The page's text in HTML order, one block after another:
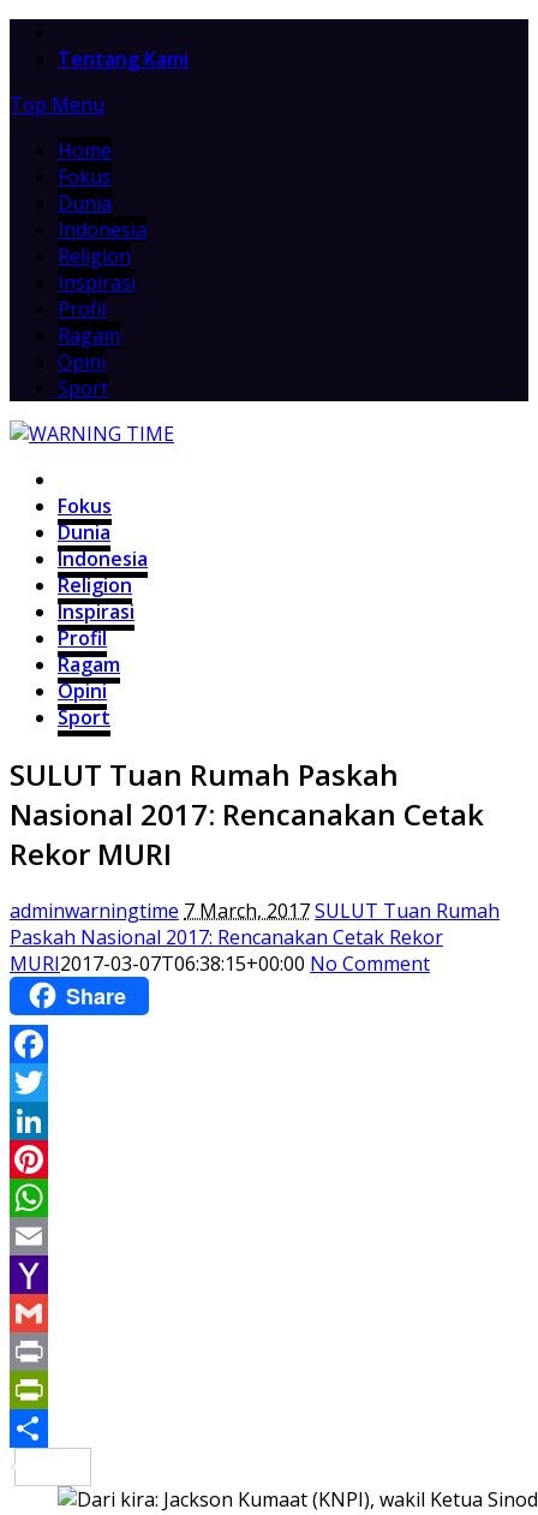
Tentang Kami
Top Menu
Home
Fokus
Dunia
Indonesia
Religion
Inspirasi
Profil
Ragam
Opini
Sport
Fokus
Dunia
Indonesia
Religion
Inspirasi
Profil
Ragam
Opini
Sport
SULUT Tuan Rumah Paskah
Nasional 2017: Rencanakan Cetak
Rekor MURI
adminwarningtime 7 March, 2017SULUT Tuan Rumah
Paskah Nasional 2017: Rencanakan Cetak Rekor
MURI2017-03-07T06:38:15+00:00 No Comment
Share
Facebook
Twitter
LinkedIn
Pinterest
WhatsApp
Email
Yahoo
Mail
Gmail
Print
PrintFriendly